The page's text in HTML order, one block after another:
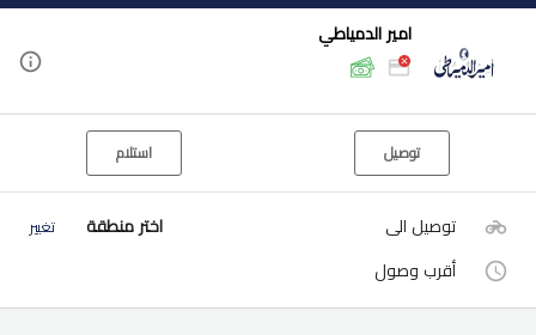
امير الدمياطي
توصيل استلام
توصيل الى اختر منطقة تغيير
أقرب وصول